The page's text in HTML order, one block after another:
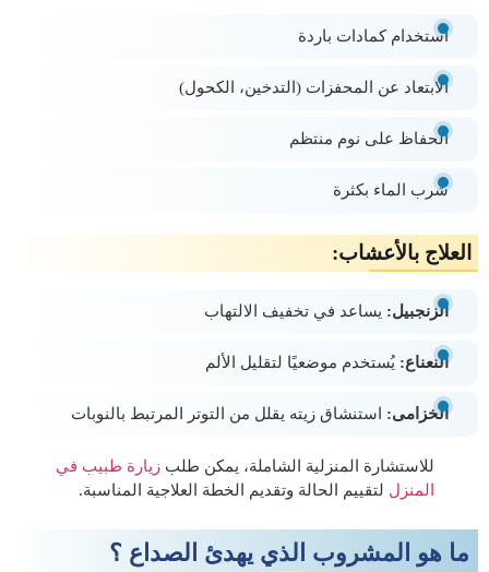
استخدام كمادات باردة
الابتعاد عن المحفزات (التدخين، الكحول)
الحفاظ على نوم منتظم
شرب الماء بكثرة
العلاج بالأعشاب:
الزنجبيل: يساعد في تخفيف الالتهاب
النعناع: يُستخدم موضعيًا لتقليل الألم
الخزامى: استنشاق زيته يقلل من التوتر المرتبط بالنوبات
للاستشارة المنزلية الشاملة، يمكن طلب زيارة طبيب في
المنزل لتقييم الحالة وتقديم الخطة العلاجية المناسبة.
ما هو المشروب الذي يهدئ الصداع ؟